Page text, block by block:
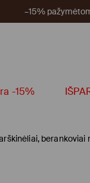
–15%
-15%
berankoviai